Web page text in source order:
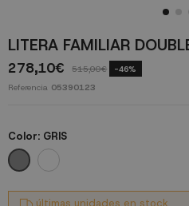
LITERA FAMILIAR
278,10€ 515,00€ -46%
Referencia 05390123
Color: GRIS
GRIS
BLANCO
últimas unidades en stock